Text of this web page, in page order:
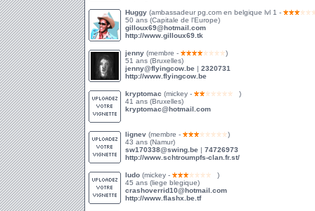
Huggy (ambassadeur pg.com en belgique lvl 1 -
50 ans (Capitale de l'Europe)
gilloux69@hotmail.com
http://www.gilloux69.tk
jenny (membre -
)
51 ans (Bruxelles)
jenny@flyingcow.be | 2320731
http://www.flyingcow.be
kryptomac (mickey -
)
41 ans (Bruxelles)
kryptomac@hotmail.com
lignev (membre -
)
43 ans (Namur)
sw170338@swing.be | 74726973
http://www.schtroumpfs-clan.fr.st/
ludo (mickey -
)
45 ans (liege blegique)
crashoverrid10@hotmail.com
http://www.flashx.be.tf